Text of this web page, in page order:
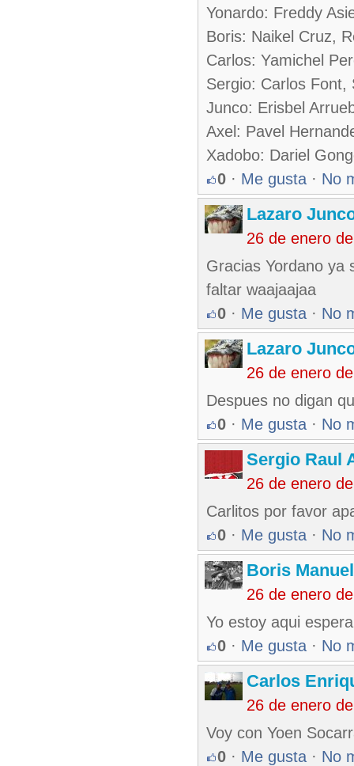
Yonardo: Freddy
Boris: Naikel Cruz,
Carlos: Yamichel
Sergio: Carlos Font,
Junco: Erisbel
Axel: Pavel
Xadobo: Dariel
0 · Me gusta · No
Lazaro
26 de enero
Gracias Yordano ya
faltar waajaajaa
0 · Me gusta · No
Lazaro
26 de enero
Despues no digan
0 · Me gusta · No
Sergio Raul
26 de enero
Carlitos por favor
0 · Me gusta · No
Boris
26 de enero
Yo estoy aqui
0 · Me gusta · No
Carlos
26 de enero
Voy con Yoen
0 · Me gusta · No